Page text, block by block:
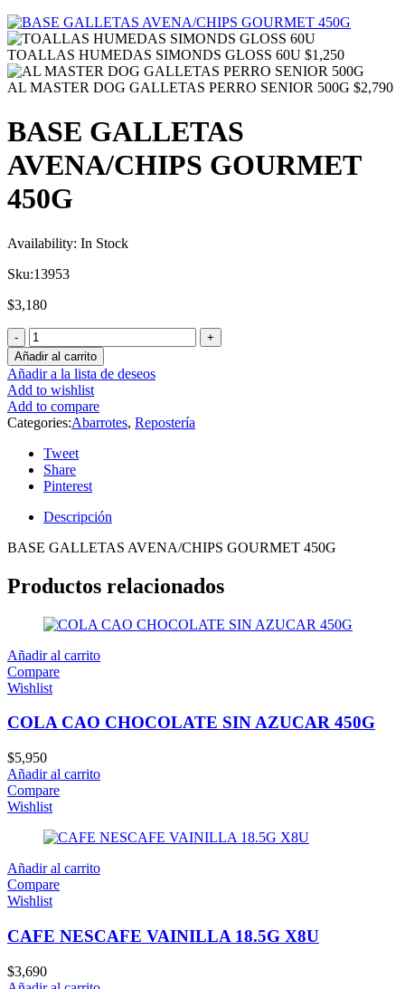
TOALLAS HUMEDAS SIMONDS GLOSS 60U $1,250
AL MASTER DOG GALLETAS PERRO SENIOR 500G $2,790
BASE GALLETAS
AVENA/CHIPS GOURMET
450G
Availability: In Stock
Sku:13953
$3,180
Añadir al carrito
Añadir a la lista de deseos
Add to wishlist
Add to compare
Categories:Abarrotes, Repostería
Tweet
Share
Pinterest
Descripción
BASE GALLETAS AVENA/CHIPS GOURMET 450G
Productos relacionados
Añadir al carrito
Compare
Wishlist
COLA CAO CHOCOLATE SIN AZUCAR 450G
$5,950
Añadir al carrito
Compare
Wishlist
Añadir al carrito
Compare
Wishlist
CAFE NESCAFE VAINILLA 18.5G X8U
$3,690